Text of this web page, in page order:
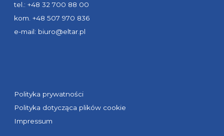
tel.: +48 32 700 88 00
kom. +48 507 970 836
e-mail: biuro@eltar.pl
Polityka prywatności
Polityka dotycząca plików cookie
Impressum